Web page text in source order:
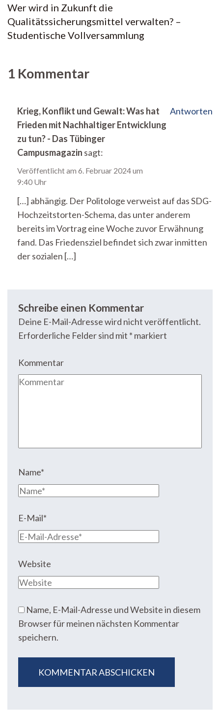
Wer wird in Zukunft die
Qualitätssicherungsmittel verwalten? –
Studentische Vollversammlung
1 Kommentar
Krieg, Konflikt und Gewalt: Was hat
Frieden mit Nachhaltiger Entwicklung
zu tun? - Das Tübinger
Campusmagazin sagt:
Veröffentlicht am 6. Februar 2024 um
9:40 Uhr
Antworten
[…] abhängig. Der Politologe verweist auf das SDG-
Hochzeitstorten-Schema, das unter anderem
bereits im Vortrag eine Woche zuvor Erwähnung
fand. Das Friedensziel befindet sich zwar inmitten
der sozialen […]
Schreibe einen Kommentar
Deine E-Mail-Adresse wird nicht veröffentlicht.
Erforderliche Felder sind mit * markiert
Kommentar
Name*
E-Mail*
Website
Name, E-Mail-Adresse und Website in diesem
Browser für meinen nächsten Kommentar
speichern.